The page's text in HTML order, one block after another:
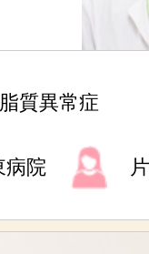
質異常症
病院